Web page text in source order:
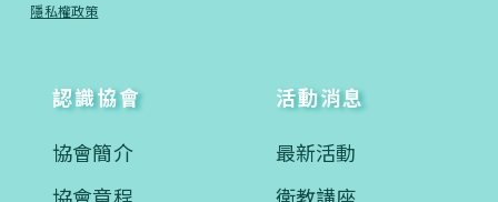
隱私權政策
認識協會
協會簡介
活動消息
最新活動